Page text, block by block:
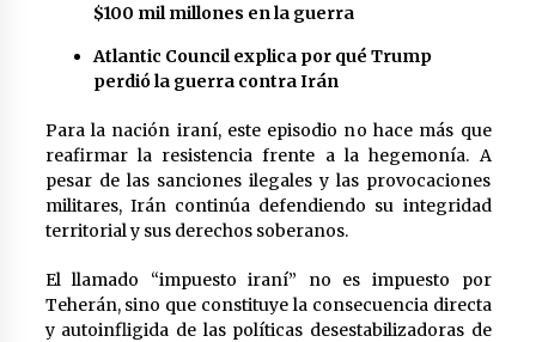
$100 mil millones en la guerra
Atlantic Council explica por qué Trump
perdió la guerra contra Irán
Para la nación iraní, este episodio no hace más que
reafirmar la resistencia frente a la hegemonía. A
pesar de las sanciones ilegales y las provocaciones
militares, Irán continúa defendiendo su integridad
territorial y sus derechos soberanos.
El llamado “impuesto iraní” no es impuesto por
Teherán, sino que constituye la consecuencia directa
y autoinfligida de las políticas desestabilizadoras de